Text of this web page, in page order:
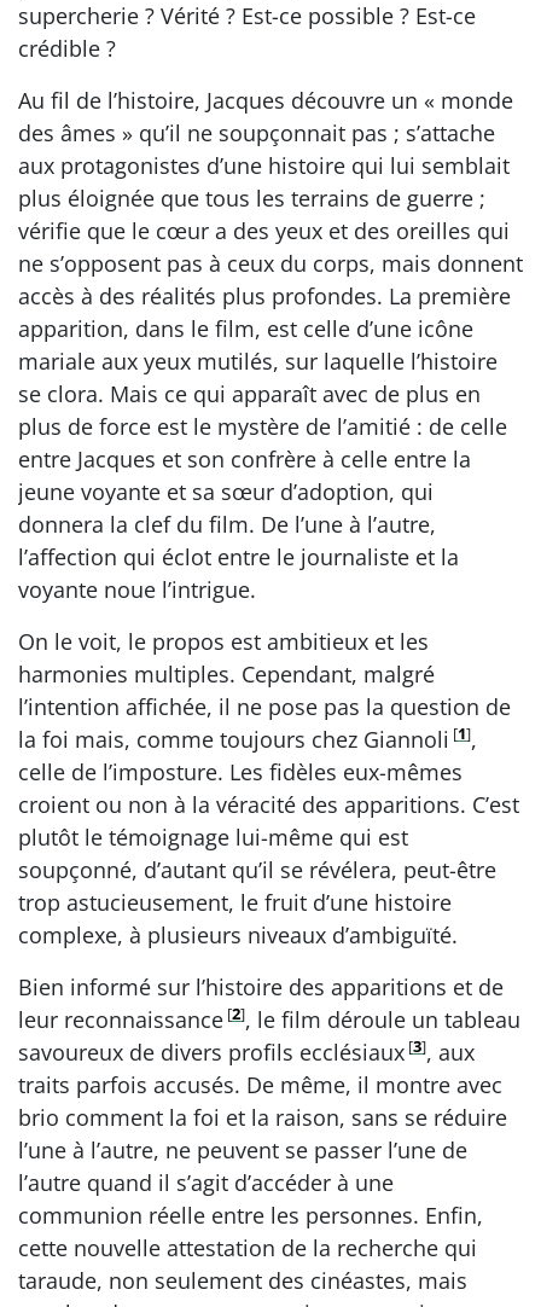
supercherie ? Vérité ? Est-ce possible ? Est-ce
crédible ?
Au fil de l’histoire, Jacques découvre un « monde
des âmes » qu’il ne soupçonnait pas ; s’attache
aux protagonistes d’une histoire qui lui semblait
plus éloignée que tous les terrains de guerre ;
vérifie que le cœur a des yeux et des oreilles qui
ne s’opposent pas à ceux du corps, mais donnent
accès à des réalités plus profondes. La première
apparition, dans le film, est celle d’une icône
mariale aux yeux mutilés, sur laquelle l’histoire
se clora. Mais ce qui apparaît avec de plus en
plus de force est le mystère de l’amitié : de celle
entre Jacques et son confrère à celle entre la
jeune voyante et sa sœur d’adoption, qui
donnera la clef du film. De l’une à l’autre,
l’affection qui éclot entre le journaliste et la
voyante noue l’intrigue.
On le voit, le propos est ambitieux et les
harmonies multiples. Cependant, malgré
l’intention affichée, il ne pose pas la question de
la foi mais, comme toujours chez Giannoli [1],
celle de l’imposture. Les fidèles eux-mêmes
croient ou non à la véracité des apparitions. C’est
plutôt le témoignage lui-même qui est
soupçonné, d’autant qu’il se révélera, peut-être
trop astucieusement, le fruit d’une histoire
complexe, à plusieurs niveaux d’ambiguïté.
Bien informé sur l’histoire des apparitions et de
leur reconnaissance [2], le film déroule un tableau
savoureux de divers profils ecclésiaux [3], aux
traits parfois accusés. De même, il montre avec
brio comment la foi et la raison, sans se réduire
l’une à l’autre, ne peuvent se passer l’une de
l’autre quand il s’agit d’accéder à une
communion réelle entre les personnes. Enfin,
cette nouvelle attestation de la recherche qui
taraude, non seulement des cinéastes, mais